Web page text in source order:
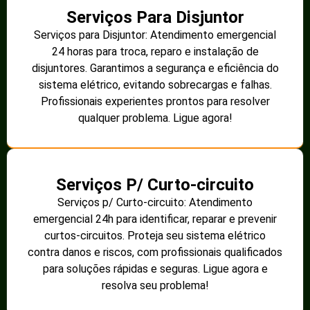
Serviços Para Disjuntor
Serviços para Disjuntor: Atendimento emergencial
24 horas para troca, reparo e instalação de
disjuntores. Garantimos a segurança e eficiência do
sistema elétrico, evitando sobrecargas e falhas.
Profissionais experientes prontos para resolver
qualquer problema. Ligue agora!
Serviços P/ Curto-circuito
Serviços p/ Curto-circuito: Atendimento
emergencial 24h para identificar, reparar e prevenir
curtos-circuitos. Proteja seu sistema elétrico
contra danos e riscos, com profissionais qualificados
para soluções rápidas e seguras. Ligue agora e
resolva seu problema!